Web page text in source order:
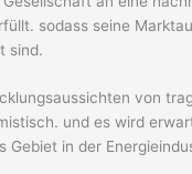
sodass seine
sind.
von
und es wird
Gebiet in der